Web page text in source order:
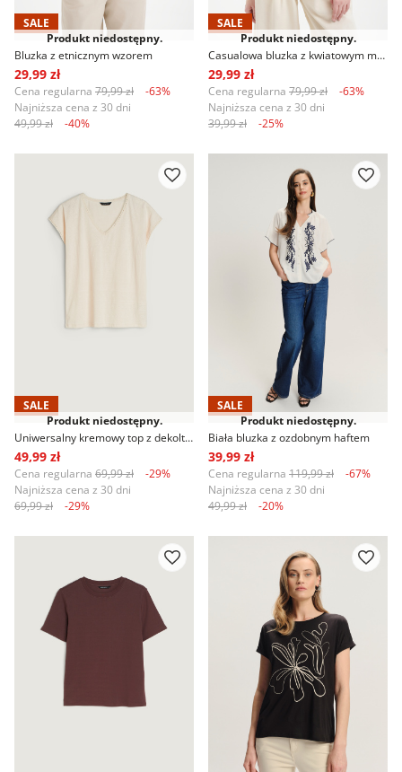
SALE
Produkt niedostępny.
Bluzka z etnicznym wzorem
29,99 zł
Cena regularna 79,99 zł
-63%
Najniższa cena z 30 dni
49,99 zł
-40%
SALE
Produkt niedostępny.
29,99 zł
Cena regularna 79,99 zł
-63%
Najniższa cena z 30 dni
39,99 zł
-25%
SALE
Produkt niedostępny.
49,99 zł
Cena regularna 69,99 zł
-29%
Najniższa cena z 30 dni
69,99 zł
-29%
SALE
Produkt niedostępny.
Biała bluzka z ozdobnym haftem
39,99 zł
Cena regularna 119,99 zł
-67%
Najniższa cena z 30 dni
49,99 zł
-20%